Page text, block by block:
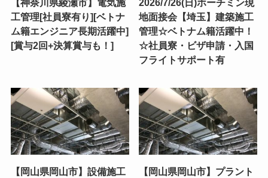
【神奈川県綾瀬市】電気施
工管理[社員寮有り][ベトナ
ム籍エンジニア長期活躍中]
[賞与2回+決算賞与も！]
2026/7/26(日)ホーチミン現
地面接会【埼玉】建築施工
管理☆ベトナム籍活躍中！
☆社員寮・ビザ申請・入国
フライトサポート有
【岡山県岡山市】設備施工
【岡山県岡山市】プラント